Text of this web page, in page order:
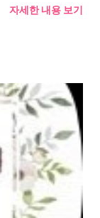
자세한 내용 보기